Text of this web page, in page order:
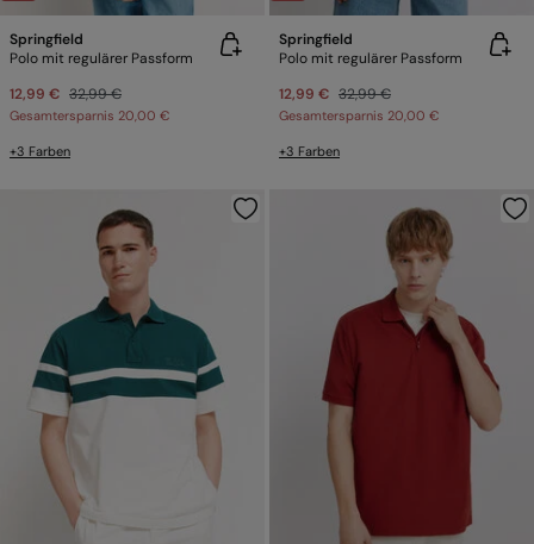
Springfield
Polo mit regulärer Passform
12,99 € 32,99 €
Gesamtersparnis 20,00 €
+3 Farben
Springfield
Polo mit regulärer Passform
12,99 € 32,99 €
Gesamtersparnis 20,00 €
+3 Farben